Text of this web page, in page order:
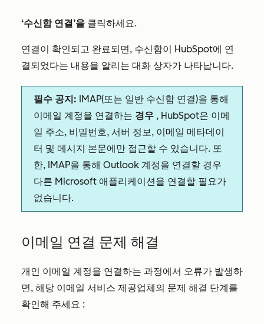
‘수신함 연결’을 클릭하세요.
연결이 확인되고 완료되면, 수신함이 HubSpot에 연
결되었다는 내용을 알리는 대화 상자가 나타납니다.
필수 공지: IMAP(또는 일반 수신함 연결)을 통해
이메일 계정을 연결하는 경우 , HubSpot은 이메
일 주소, 비밀번호, 서버 정보, 이메일 메타데이
터 및 메시지 본문에만 접근할 수 있습니다. 또
한, IMAP을 통해 Outlook 계정을 연결할 경우
다른 Microsoft 애플리케이션을 연결할 필요가
없습니다.
이메일 연결 문제 해결
개인 이메일 계정을 연결하는 과정에서 오류가 발생하
면, 해당 이메일 서비스 제공업체의 문제 해결 단계를
확인해 주세요 :